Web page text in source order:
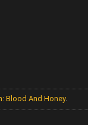
Blood And Honey.